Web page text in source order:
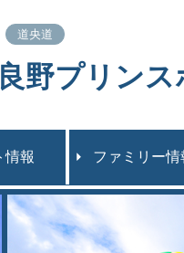
道央道
野プリン
情報 ファミリー情